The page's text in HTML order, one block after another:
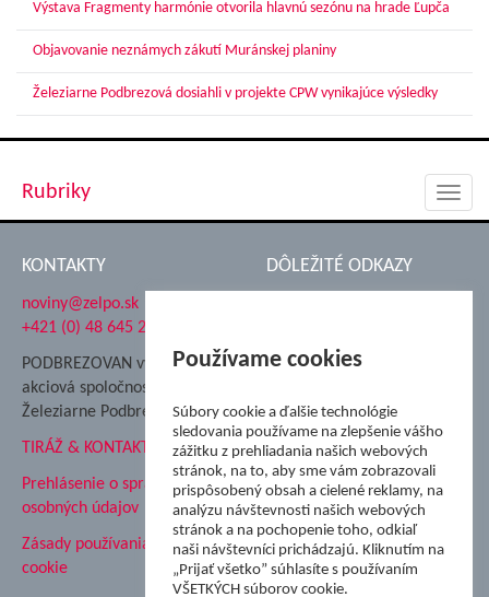
Výstava Fragmenty harmónie otvorila hlavnú sezónu na hrade Ľupča
Objavovanie neznámych zákutí Muránskej planiny
Železiarne Podbrezová dosiahli v projekte CPW vynikajúce výsledky
Rubriky
KONTAKTY
noviny@zelpo.sk
+421 (0) 48 645 2711
PODBREZOVAN vydáva
akciová spoločnosť
Železiarne Podbrezová
TIRÁŽ & KONTAKT
Prehlásenie o spracovaní
osobných údajov
Zásady používania súborov
cookie
DÔLEŽITÉ ODKAZY
Nadácia Železiarne
ŽP Informatika s.r.o.
ŠK Železiarne Podbrezová
Tále a.s.
Používame cookies
Súbory cookie a ďalšie technológie
sledovania používame na zlepšenie vášho
zážitku z prehliadania našich webových
stránok, na to, aby sme vám zobrazovali
prispôsobený obsah a cielené reklamy, na
analýzu návštevnosti našich webových
stránok a na pochopenie toho, odkiaľ
naši návštevníci prichádzajú. Kliknutím na
„Prijať všetko” súhlasíte s používaním
VŠETKÝCH súborov cookie.